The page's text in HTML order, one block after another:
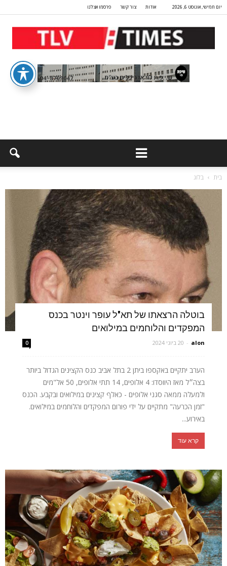
יום חמישי, אוגוסט 6, 2026 אודות צור קשר פרסמו אצלנו
בית בלוג
בוטלה הרצאתו של תא"ל עופר וינטר בכנס
המפקדים והלוחמים במילואים
alon
- 20 ביוני 2024 0
הערב יתקיים באקספו ביתן 2 בתל אביב כנס הקצינים הגדול ביותר
בצה״ל מאז היווסדו: 4 אלופים, 14 תתי אלופים, 50 אל"מים
ולמעלה ממאה סגני אלופים - כאלף קצינים במילואים ובקבע. הכנס
"זמן הכרעה" מתקיים על ידי פורום המפקדים והלוחמים במילואים.
באירוע...
קרא עוד